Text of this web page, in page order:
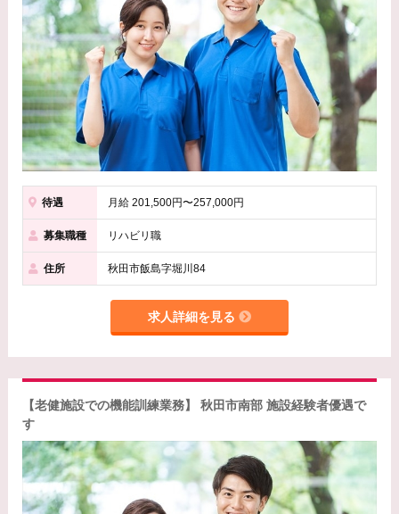
待遇 月給 201,500円〜257,000円
募集職種 リハビリ職
住所 秋田市飯島字堀川84
求人詳細を見る
【老健施設での機能訓練業務】 秋田市南部 施設経験者優遇で
す